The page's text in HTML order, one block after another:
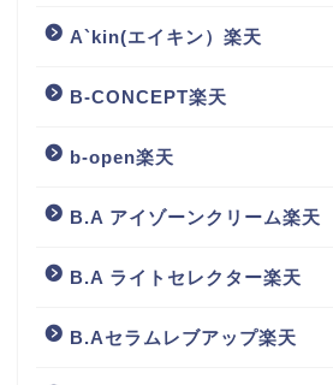
A`kin(エイキン）楽天
B-CONCEPT楽天
b-open楽天
B.A アイゾーンクリーム楽天
B.A ライトセレクター楽天
B.Aセラムレブアップ楽天